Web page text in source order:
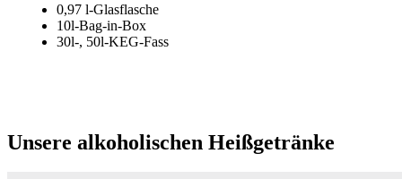
0,97 l-Glasflasche
10l-Bag-in-Box
30l-, 50l-KEG-Fass
Unsere alkoholischen Heißgetränke